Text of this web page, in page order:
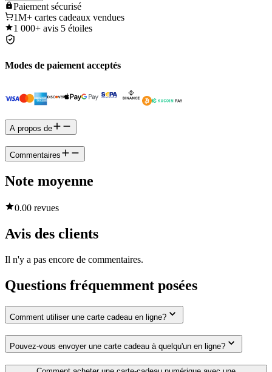
Paiement sécurisé
1M+ cartes cadeaux vendues
1 000+ avis 5 étoiles
Modes de paiement acceptés
A propos de
Commentaires
Note moyenne
0.00 revues
Avis des clients
Il n'y a pas encore de commentaires.
Questions fréquemment posées
Comment utiliser une carte cadeau en ligne?
Pouvez-vous envoyer une carte cadeau à quelqu'un en ligne?